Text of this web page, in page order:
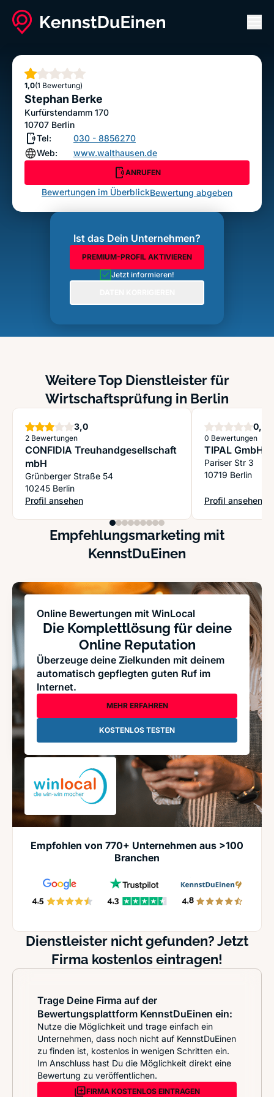
Stephan Berke
1,0
Stern(1 Bewertung)
Stephan Berke
Kurfürstendamm 170
10707 Berlin
Tel:
030 - 8856270
Web:
www.walthausen.de
ANRUFEN
Bewertungen im ÜberblickBewertung abgeben
Ist das Dein Unternehmen?
PREMIUM-PROFIL AKTIVIEREN
Jetzt informieren!
Weitere Top Dienstleister für
Wirtschaftsprüfung in Berlin
3,0Sterne
2 Bewertungen
CONFIDIA Treuhandgesellschaft
mbH
Grünberger Straße 54
10245 Berlin
Profil ansehen
: CONFIDIA Treuhandgesellschaft mbH
0,0
0 Bewertungen
TIPAL GmbH
Pariser Str 3
10719 Berlin
Profil ansehen
: TIPAL GmbH
Empfehlungsmarketing mit
KennstDuEinen
Online Bewertungen mit WinLocal
Die Komplettlösung für deine
Online Reputation
Überzeuge deine Zielkunden mit deinem
automatisch gepflegten guten Ruf im
Internet.
MEHR ERFAHREN
KOSTENLOS TESTEN
Empfohlen von 770+ Unternehmen aus >100
Branchen
Dienstleister nicht gefunden? Jetzt
Firma kostenlos eintragen!
Trage Deine Firma auf der
Bewertungsplattform KennstDuEinen ein:
Nutze die Möglichkeit und trage einfach ein
Unternehmen, dass noch nicht auf KennstDuEinen
zu finden ist, kostenlos in wenigen Schritten ein.
Im Anschluss hast Du die Möglichkeit direkt eine
Bewertung zu veröffentlichen.
FIRMA KOSTENLOS EINTRAGEN